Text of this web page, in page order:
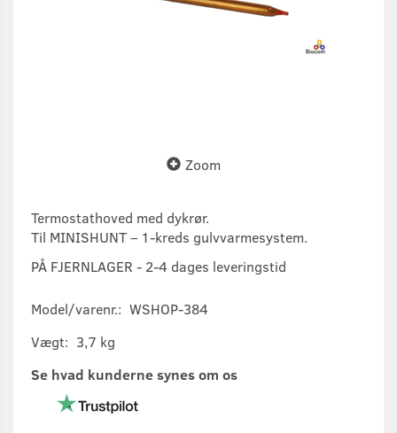
Zoom
Termostathoved med dykrør.
Til MINISHUNT – 1-kreds gulvvarmesystem.
PÅ FJERNLAGER - 2-4 dages leveringstid
Model/varenr.: WSHOP-384
Vægt: 3,7 kg
Se hvad kunderne synes om os